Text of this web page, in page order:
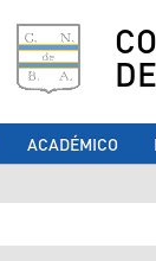
ACADÉMICO